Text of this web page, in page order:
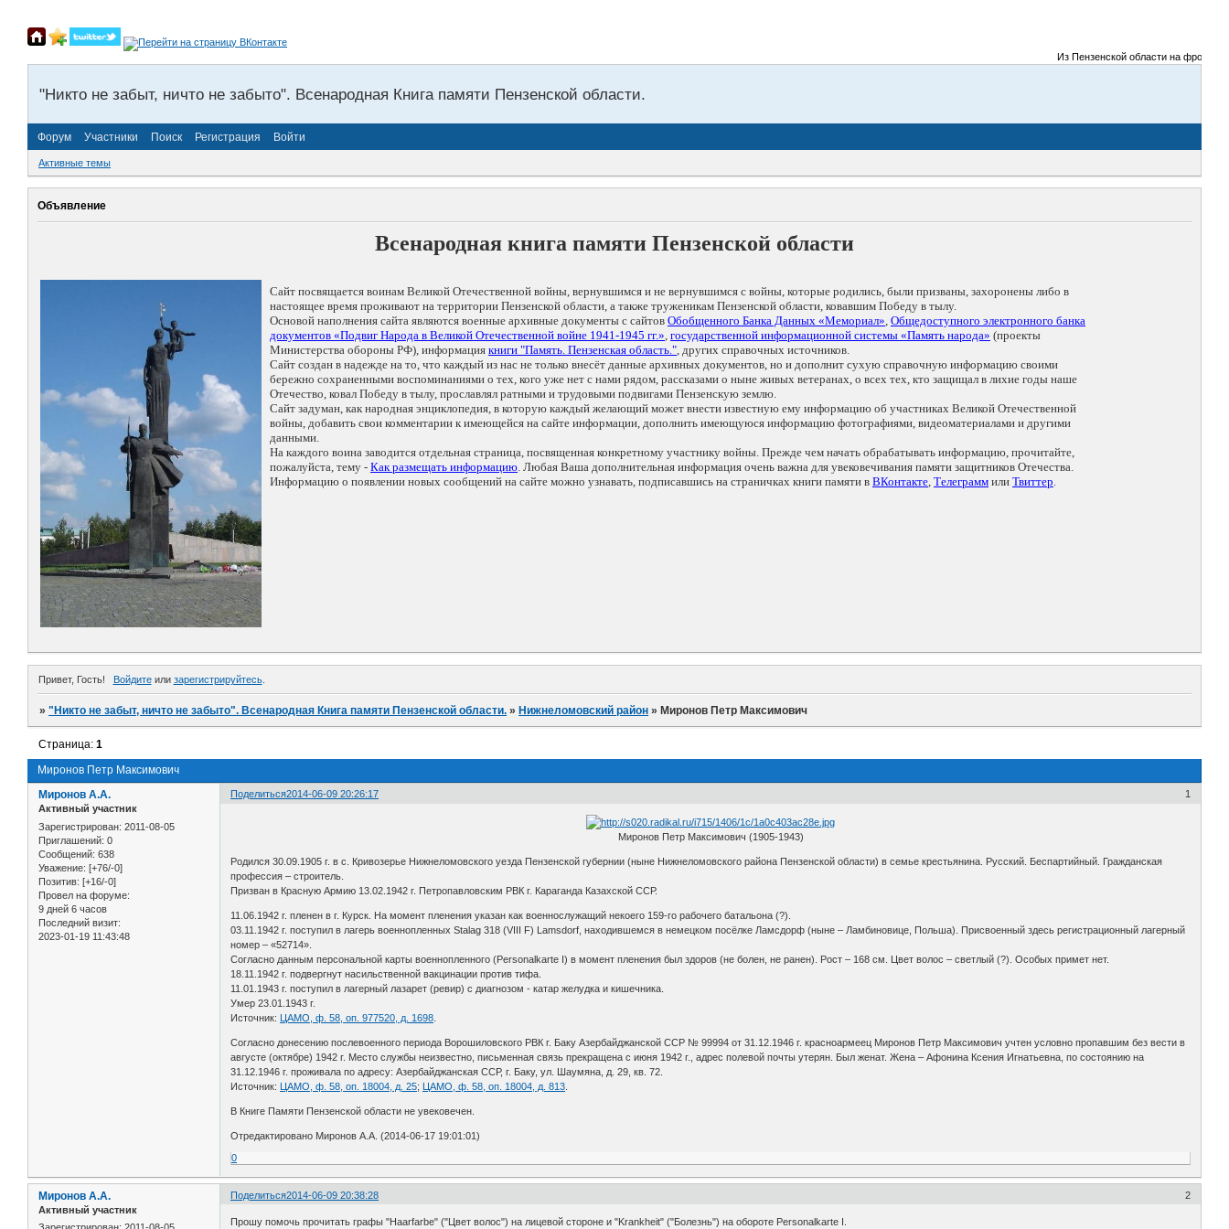
Из Пензенской области на фронты
"Никто не забыт, ничто не забыто". Всенародная Книга памяти Пензенской области.
Форум Участники Поиск Регистрация Войти
Активные темы
Объявление
Всенародная книга памяти Пензенской области
Сайт посвящается воинам Великой Отечественной войны, вернувшимся и не вернувшимся с войны, которые родились, были призваны, захоронены либо в
настоящее время проживают на территории Пензенской области, а также труженикам Пензенской области, ковавшим Победу в тылу.
Основой наполнения сайта являются военные архивные документы с сайтов Обобщенного Банка Данных «Мемориал», Общедоступного электронного банка
документов «Подвиг Народа в Великой Отечественной войне 1941-1945 гг.», государственной информационной системы «Память народа» (проекты
Министерства обороны РФ), информация книги "Память. Пензенская область.", других справочных источников.
Сайт создан в надежде на то, что каждый из нас не только внесёт данные архивных документов, но и дополнит сухую справочную информацию своими
бережно сохраненными воспоминаниями о тех, кого уже нет с нами рядом, рассказами о ныне живых ветеранах, о всех тех, кто защищал в лихие годы наше
Отечество, ковал Победу в тылу, прославлял ратными и трудовыми подвигами Пензенскую землю.
Сайт задуман, как народная энциклопедия, в которую каждый желающий может внести известную ему информацию об участниках Великой Отечественной
войны, добавить свои комментарии к имеющейся на сайте информации, дополнить имеющуюся информацию фотографиями, видеоматериалами и другими
данными.
На каждого воина заводится отдельная страница, посвященная конкретному участнику войны. Прежде чем начать обрабатывать информацию, прочитайте,
пожалуйста, тему - Как размещать информацию. Любая Ваша дополнительная информация очень важна для увековечивания памяти защитников Отечества.
Информацию о появлении новых сообщений на сайте можно узнавать, подписавшись на страничках книги памяти в ВКонтакте, Телеграмм или Твиттер.
Привет, Гость! Войдитеили зарегистрируйтесь.
»"Никто не забыт, ничто не забыто". Всенародная Книга памяти Пензенской области. » Нижнеломовский район » Миронов Петр Максимович
Миронов Петр Максимович
Страница:1
Поделиться 1
2014-06-09 20:26:17
Миронов А.А.
Активный участник
Зарегистрирован: 2011-08-05
Приглашений: 0
Сообщений: 638
Уважение: [+76/-0]
Позитив: [+16/-0]
Провел на форуме:
9 дней 6 часов
Последний визит:
2023-01-19 11:43:48
Миронов Петр Максимович (1905-1943)
Родился 30.09.1905 г. в с. Кривозерье Нижнеломовского уезда Пензенской губернии (ныне Нижнеломовского района Пензенской области) в семье крестьянина. Русский. Беспартийный. Гражданская
профессия – строитель.
Призван в Красную Армию 13.02.1942 г. Петропавловским РВК г. Караганда Казахской ССР.
11.06.1942 г. пленен в г. Курск. На момент пленения указан как военнослужащий некоего 159-го рабочего батальона (?).
03.11.1942 г. поступил в лагерь военнопленных Stalag 318 (VIII F) Lamsdorf, находившемся в немецком посёлке Ламсдорф (ныне – Ламбиновице, Польша). Присвоенный здесь регистрационный лагерный
номер – «52714».
Согласно данным персональной карты военнопленного (Personalkarte I) в момент пленения был здоров (не болен, не ранен). Рост – 168 см. Цвет волос – светлый (?). Особых примет нет.
18.11.1942 г. подвергнут насильственной вакцинации против тифа.
11.01.1943 г. поступил в лагерный лазарет (ревир) с диагнозом - катар желудка и кишечника.
Умер 23.01.1943 г.
Источник: ЦАМО, ф. 58, оп. 977520, д. 1698
Согласно донесению послевоенного периода Ворошиловского РВК г. Баку Азербайджанской ССР № 99994 от 31.12.1946 г. красноармеец Миронов Петр Максимович учтен условно пропавшим без вести в
августе (октябре) 1942 г. Место службы неизвестно, письменная связь прекращена с июня 1942 г., адрес полевой почты утерян. Был женат. Жена – Афонина Ксения Игнатьевна, по состоянию на
31.12.1946 г. проживала по адресу: Азербайджанская ССР, г. Баку, ул. Шаумяна, д. 29, кв. 72.
Источник: ЦАМО, ф. 58, оп. 18004, д. 25; ЦАМО, ф. 58, оп. 18004, д. 813
В Книге Памяти Пензенской области не увековечен.
Отредактировано Миронов А.А. (2014-06-17 19:01:01)
0
Поделиться 2
2014-06-09 20:38:28
Миронов А.А.
Активный участник
Прошу помочь прочитать графы "Haarfarbe" ("Цвет волос") на лицевой стороне и "Krankheit" ("Болезнь") на обороте Personalkarte I.